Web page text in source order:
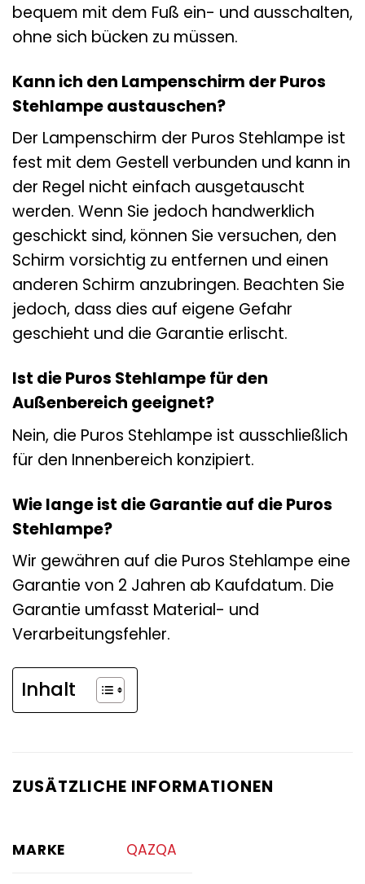
bequem mit dem Fuß ein- und ausschalten,
ohne sich bücken zu müssen.
Kann ich den Lampenschirm der Puros
Stehlampe austauschen?
Der Lampenschirm der Puros Stehlampe ist
fest mit dem Gestell verbunden und kann in
der Regel nicht einfach ausgetauscht
werden. Wenn Sie jedoch handwerklich
geschickt sind, können Sie versuchen, den
Schirm vorsichtig zu entfernen und einen
anderen Schirm anzubringen. Beachten Sie
jedoch, dass dies auf eigene Gefahr
geschieht und die Garantie erlischt.
Ist die Puros Stehlampe für den
Außenbereich geeignet?
Nein, die Puros Stehlampe ist ausschließlich
für den Innenbereich konzipiert.
Wie lange ist die Garantie auf die Puros
Stehlampe?
Wir gewähren auf die Puros Stehlampe eine
Garantie von 2 Jahren ab Kaufdatum. Die
Garantie umfasst Material- und
Verarbeitungsfehler.
Inhalt
ZUSÄTZLICHE INFORMATIONEN
MARKE QAZQA